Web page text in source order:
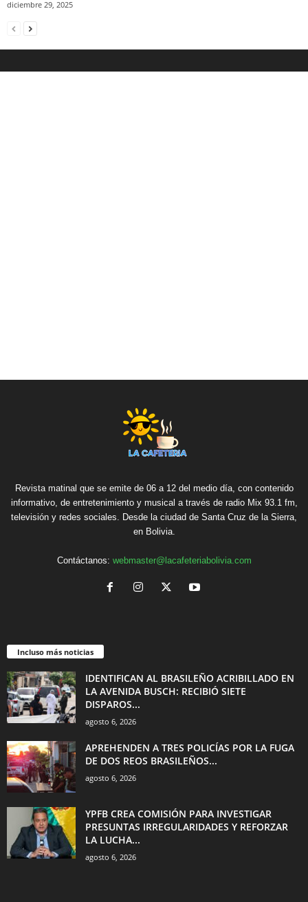
diciembre 29, 2025
Revista matinal que se emite de 06 a 12 del medio día, con contenido
informativo, de entretenimiento y musical a través de radio Mix 93.1 fm,
televisión y redes sociales. Desde la ciudad de Santa Cruz de la Sierra,
en Bolivia.
Contáctanos: webmaster@lacafeteriabolivia.com
Incluso más noticias
IDENTIFICAN AL BRASILEÑO ACRIBILLADO EN
LA AVENIDA BUSCH: RECIBIÓ SIETE
DISPAROS...
agosto 6, 2026
APREHENDEN A TRES POLICÍAS POR LA FUGA
DE DOS REOS BRASILEÑOS...
agosto 6, 2026
YPFB CREA COMISIÓN PARA INVESTIGAR
PRESUNTAS IRREGULARIDADES Y REFORZAR
LA LUCHA...
agosto 6, 2026